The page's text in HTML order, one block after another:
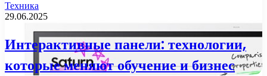
Техника
29.06.2025
Интерактивные панели: технологии,
которые меняют обучение и бизнес